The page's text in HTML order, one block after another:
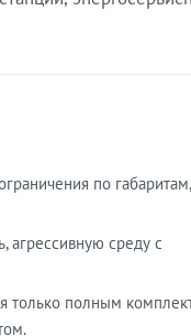
по
агрессивную среду с
только полным